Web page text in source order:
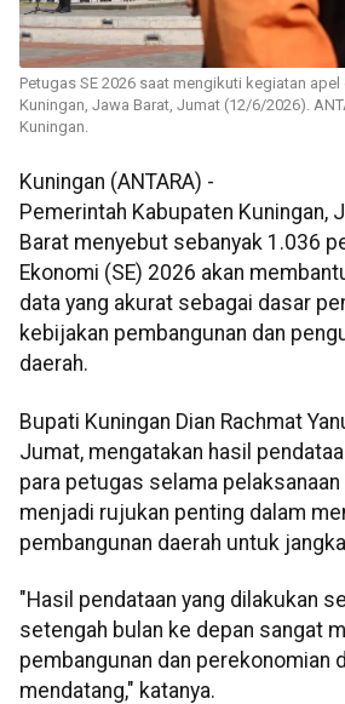
Petugas SE 2026 saat mengikuti kegiatan
Kuningan, Jawa Barat, Jumat (12/6/2026).
Kuningan.
Kuningan (ANTARA) -
Pemerintah Kabupaten Kuningan,
Barat menyebut sebanyak 1.036
Ekonomi (SE) 2026 akan
data yang akurat sebagai dasar
kebijakan pembangunan dan
daerah.
Bupati Kuningan Dian Rachmat
Jumat, mengatakan hasil
para petugas selama
menjadi rujukan penting dalam
pembangunan daerah untuk
"Hasil pendataan yang dilakukan
setengah bulan ke depan sangat
pembangunan dan perekonomian
mendatang," katanya.